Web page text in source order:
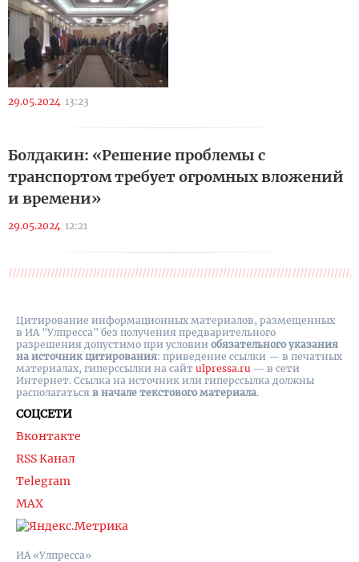
29.05.2024 13:23
Болдакин: «Решение проблемы с
транспортом требует огромных вложений
и времени»
29.05.2024 12:21
ИА «Улпресса»
СОЦСЕТИ
Вконтакте
RSS Канал
Telegram
MAX
Цитирование информационных материалов, размещенных
в ИА "Улпресса" без получения предварительного
разрешения допустимо при условии обязательного указания
на источник цитирования: приведение ссылки — в печатных
материалах, гиперссылки на cайт ulpressa.ru — в сети
Интернет. Ссылка на источник или гиперссылка должны
располагаться в начале текстового материала.